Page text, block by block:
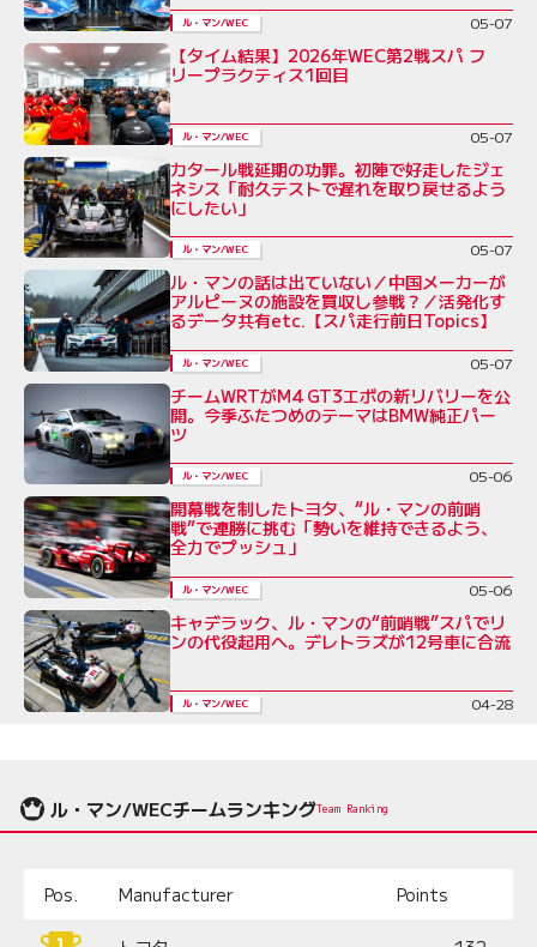
ル・マン/WEC 05-07
【タイム結果】2026年WEC第2戦スパ フ
リープラクティス1回目
ル・マン/WEC 05-07
カタール戦延期の功罪。初陣で好走したジェ
ネシス「耐久テストで遅れを取り戻せるよう
にしたい」
ル・マン/WEC 05-07
ル・マンの話は出ていない／中国メーカーが
アルピーヌの施設を買収し参戦？／活発化す
るデータ共有etc.【スパ走行前日Topics】
ル・マン/WEC 05-07
チームWRTがM4 GT3エボの新リバリーを公
開。今季ふたつめのテーマはBMW純正パー
ツ
ル・マン/WEC 05-06
開幕戦を制したトヨタ、“ル・マンの前哨
戦”で連勝に挑む「勢いを維持できるよう、
全力でプッシュ」
ル・マン/WEC 05-06
キャデラック、ル・マンの“前哨戦”スパでリ
ンの代役起用へ。デレトラズが12号車に合流
ル・マン/WEC 04-28
ル・マン/WECチームランキングTeam Ranking
Pos. Manufacturer Points